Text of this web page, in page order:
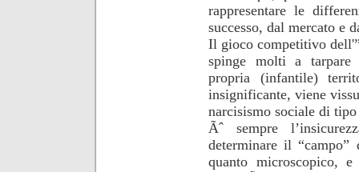
rappresentare le
successo, dal mercato e
Il gioco competitivo
spinge molti a tarpare
propria (infantile)
insignificante, viene
narcisismo sociale di
Ãˆ sempre
determinare il
quanto microscopico,